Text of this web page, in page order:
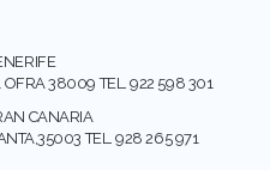
OFRA 38009 TEL. 922 598 301
CANARIA
TEL. 928 265 971